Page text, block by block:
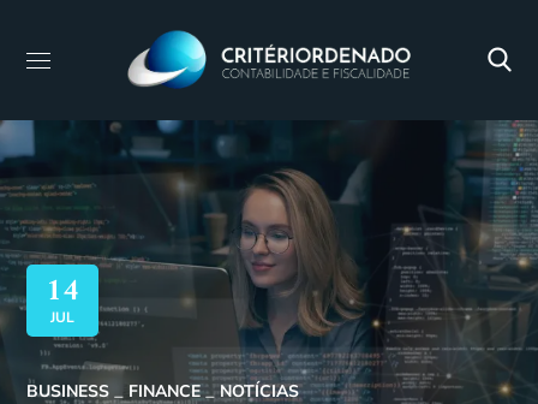
14
JUL
BUSINESS FINANCE NOTÍCIAS